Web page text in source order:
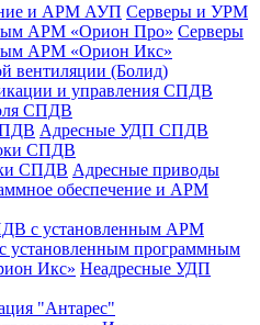
и АРМ АУП Серверы и УРМ
АРМ «Орион Про» Серверы
АРМ «Орион Икс»
вентиляции (Болид)
и управления СПДВ
СПДВ
Адресные УДП СПДВ
СПДВ
СПДВ Адресные приводы
обеспечение и АРМ
с установленным АРМ
установленным программным
Икс» Неадресные УДП
"Антарес"